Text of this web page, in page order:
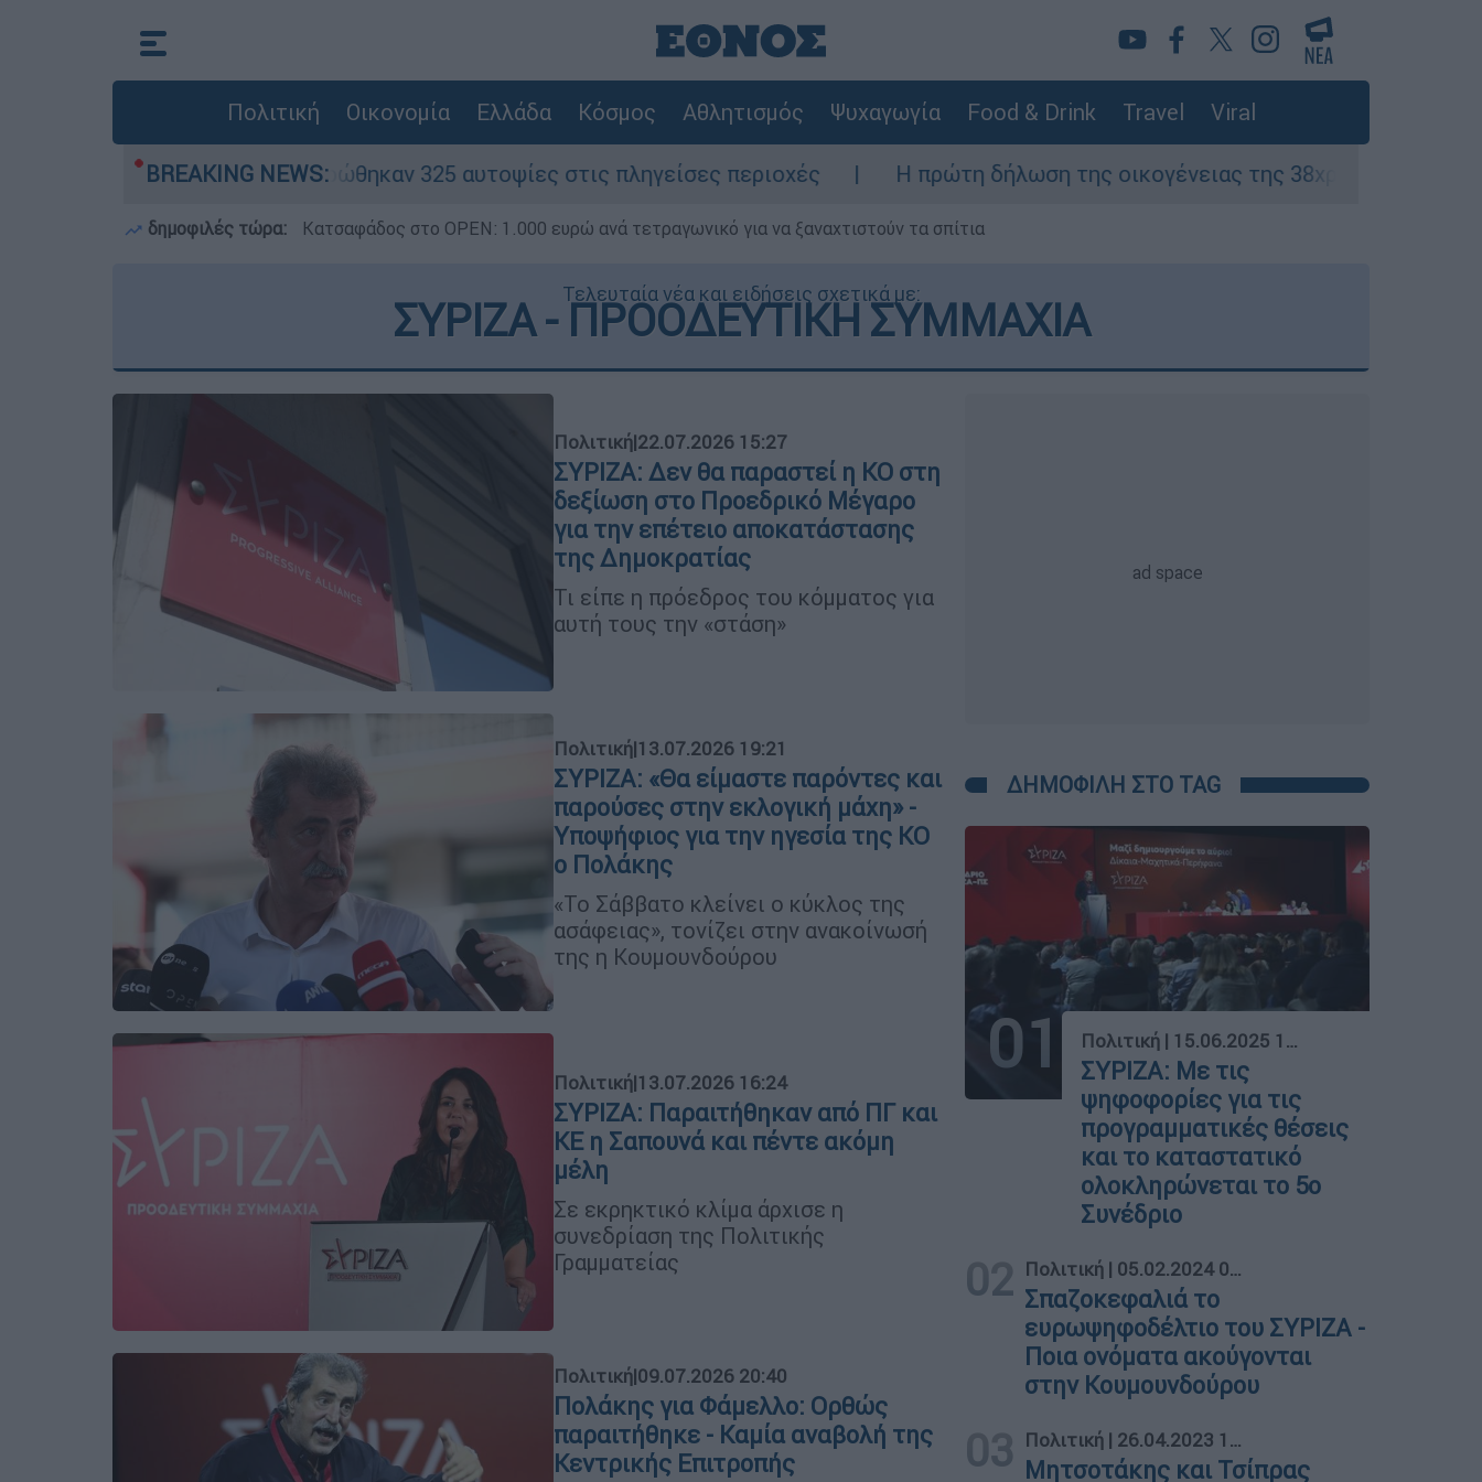
Πολιτική Οικονομία Ελλάδα Κόσμος Αθλητισμός Ψυχαγωγία Food & Drink Travel Viral
BREAKING NEWS:
- Ολοκληρώθηκαν 325 αυτοψίες στις πληγείσες περιοχές Η πρώτη δήλωση της οικογένειας της 38χρονης Βρετανίδας που
δημοφιλές τώρα: Κατσαφάδος στο OPEN: 1.000 ευρώ ανά τετραγωνικό για να ξαναχτιστούν τα σπίτια
Τελευταία νέα και ειδήσεις σχετικά με:
ΣΥΡΙΖΑ - ΠΡΟΟΔΕΥΤΙΚΗ ΣΥΜΜΑΧΙΑ
Πολιτική|22.07.2026 15:27
ΣΥΡΙΖΑ: Δεν θα παραστεί η ΚΟ στη
δεξίωση στο Προεδρικό Μέγαρο
για την επέτειο αποκατάστασης
της Δημοκρατίας
Τι είπε η πρόεδρος του κόμματος για
αυτή τους την «στάση»
Πολιτική|13.07.2026 19:21
ΣΥΡΙΖΑ: «Θα είμαστε παρόντες και
παρούσες στην εκλογική μάχη» -
Υποψήφιος για την ηγεσία της ΚΟ
ο Πολάκης
«Το Σάββατο κλείνει ο κύκλος της
ασάφειας», τονίζει στην ανακοίνωσή
της η Κουμουνδούρου
Πολιτική|13.07.2026 16:24
ΣΥΡΙΖΑ: Παραιτήθηκαν από ΠΓ και
ΚΕ η Σαπουνά και πέντε ακόμη
μέλη
Σε εκρηκτικό κλίμα άρχισε η
συνεδρίαση της Πολιτικής
Γραμματείας
Πολιτική|09.07.2026 20:40
Πολάκης για Φάμελλο: Ορθώς
παραιτήθηκε - Καμία αναβολή της
Κεντρικής Επιτροπής
ΔΗΜΟΦΙΛΗ ΣΤΟ TAG
01 Πολιτική | 15.06.2025 11:20
ΣΥΡΙΖΑ: Με τις
ψηφοφορίες για τις
προγραμματικές θέσεις
και το καταστατικό
ολοκληρώνεται το 5ο
Συνέδριο
02 Πολιτική | 05.02.2024 06:26
Σπαζοκεφαλιά το
ευρωψηφοδέλτιο του ΣΥΡΙΖΑ -
Ποια ονόματα ακούγονται
στην Κουμουνδούρου
03 Πολιτική | 26.04.2023 16:12
Μητσοτάκης και Τσίπρας